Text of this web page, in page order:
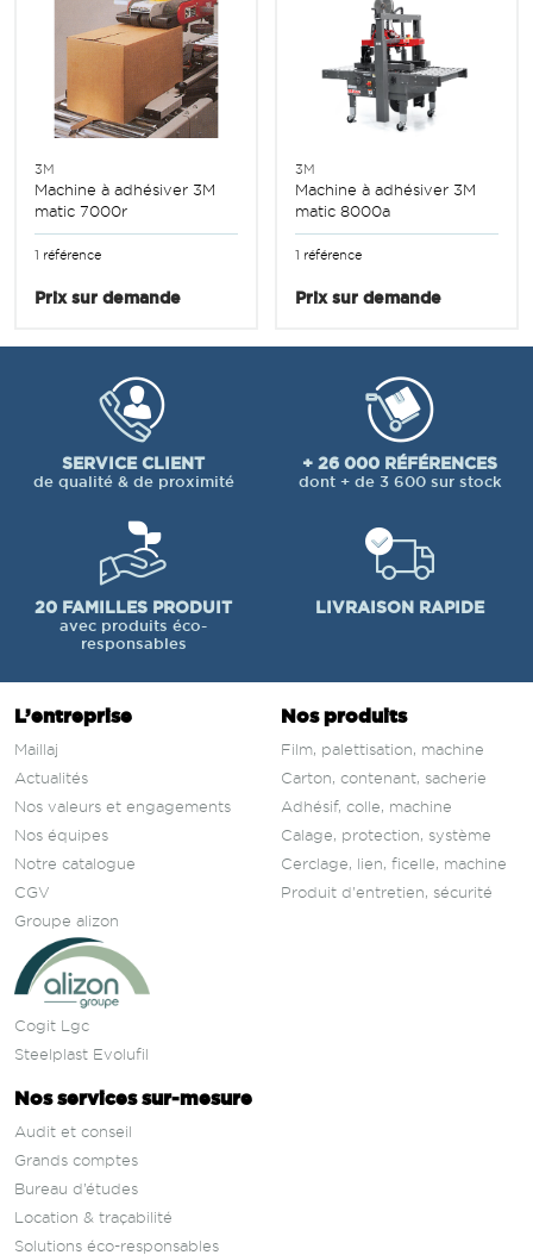
3M
Machine à adhésiver 3M
matic 7000r
1 référence
Prix sur demande
3M
Machine à adhésiver 3M
matic 8000a
1 référence
Prix sur demande
SERVICE CLIENT
de qualité & de proximité
+ 26 000 RÉFÉRENCES
dont + de 3 600 sur stock
20 FAMILLES PRODUIT
avec produits éco-
responsables
LIVRAISON RAPIDE
L’entreprise
Maillaj
Actualités
Nos valeurs et engagements
Nos équipes
Notre catalogue
CGV
Groupe alizon
Cogit Lgc
Steelplast Evolufil
Nos produits
Film, palettisation, machine
Carton, contenant, sacherie
Adhésif, colle, machine
Calage, protection, système
Cerclage, lien, ficelle, machine
Produit d'entretien, sécurité
Nos services sur‑mesure
Audit et conseil
Grands comptes
Bureau d’études
Location & traçabilité
Solutions éco-responsables